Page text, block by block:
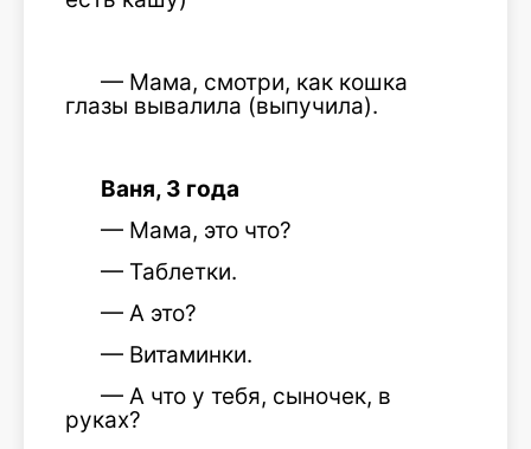
— Мама, смотри, как кошка
глазы вывалила (выпучила).
Ваня, 3 года
— Мама, это что?
— Таблетки.
— А это?
— Витаминки.
— А что у тебя, сыночек, в
руках?